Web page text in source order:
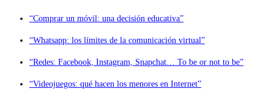
“Comprar un móvil: una decisión educativa”
“Whatsapp: los límites de la comunicación virtual”
“Redes: Facebook, Instagram, Snapchat… To be or not to be”
“Videojuegos: qué hacen los menores en Internet”